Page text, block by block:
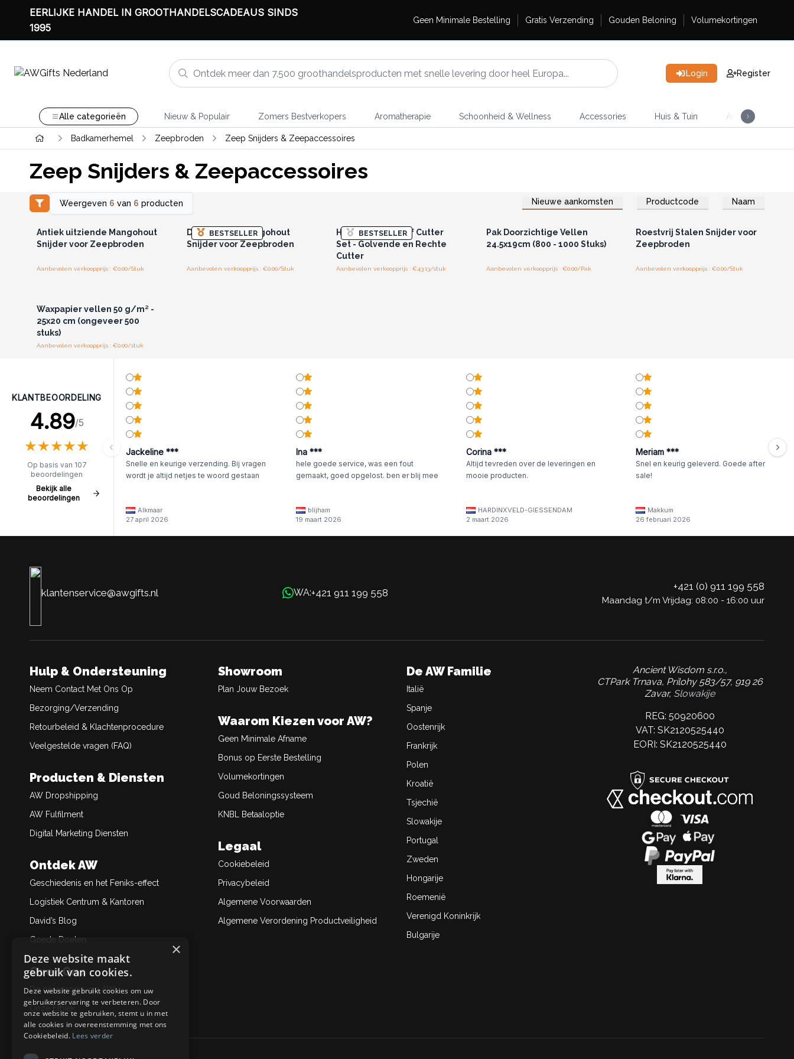
EERLIJKE HANDEL IN GROOTHANDELSCADEAUS SINDS
1995
Geen Minimale Bestelling Gratis Verzending Gouden Beloning Volumekortingen
Login Register
Alle categorieën Nieuw & Populair Zomers Bestverkopers Aromatherapie Schoonheid & Wellness Accessories Huis & Tuin Ambachtelijke
Badkamerhemel Zeepbroden Zeep Snijders & Zeepaccessoires
Zeep Snijders & Zeepaccessoires
Weergeven 6 van 6 producten Nieuwe aankomsten Productcode Naam
Log in of registreer u voor
groothandelsprijzen.
Antiek uitziende Mangohout
Snijder voor Zeepbroden
Aanbevolen verkoopprijs : €0.00/Stuk
BESTSELLER
Decoratieve Mangohout
Snijder voor Zeepbroden
Aanbevolen verkoopprijs : €0.00/Stuk
BESTSELLER
Houten Zeep Loaf Cutter
Set - Golvende en Rechte
Cutter
Aanbevolen verkoopprijs : €43.13/stuk
Log in of registreer u voor
groothandelsprijzen.
Pak Doorzichtige Vellen
24.5x19cm (800 - 1000 Stuks)
Aanbevolen verkoopprijs : €0.00/Pak
Log in of registreer u voor
groothandelsprijzen.
Roestvrij Stalen Snijder voor
Zeepbroden
Aanbevolen verkoopprijs : €0.00/Stuk
Waxpapier vellen 50 g/m² -
25x20 cm (ongeveer 500
stuks)
Aanbevolen verkoopprijs : €0.00/stuk
KLANTBEOORDELING
4.89/5
★★★★★
★★★★★
Op basis van 107
beoordelingen
Bekijk alle
beoordelingen
Jackeline ***
Snelle en keurige verzending. Bij vragen
wordt je altijd netjes te woord gestaan
Alkmaar
27 april 2026
Ina ***
hele goede service, was een fout
gemaakt, goed opgelost. ben er blij mee
blijham
19 maart 2026
Corina ***
Altijd tevreden over de leveringen en
mooie producten.
HARDINXVELD-GIESSENDAM
2 maart 2026
Meriam ***
Snel en keurig geleverd. Goede after
sale!
Makkum
26 februari 2026
klantenservice@awgifts.nl WA:+421 911 199 558
+421 (0) 911 199 558
Maandag t/m Vrijdag: 08:00 - 16:00 uur
Hulp & Ondersteuning
Neem Contact Met Ons Op
Bezorging/Verzending
Retourbeleid & Klachtenprocedure
Veelgestelde vragen (FAQ)
Producten & Diensten
AW Dropshipping
AW Fulfilment
Digital Marketing Diensten
Ontdek AW
Geschiedenis en het Feniks-effect
Logistiek Centrum & Kantoren
David’s Blog
Goede Doelen
Over Ons
De oorsprong van AW
Showroom
Plan Jouw Bezoek
Waarom Kiezen voor AW?
Geen Minimale Afname
Bonus op Eerste Bestelling
Volumekortingen
Goud Beloningssysteem
KNBL Betaaloptie
Legaal
Cookiebeleid
Privacybeleid
Algemene Voorwaarden
Algemene Verordening Productveiligheid
De AW Familie
Italië
Spanje
Oostenrijk
Frankrijk
Polen
Kroatië
Tsjechië
Slowakije
Portugal
Zweden
Hongarije
Roemenië
Verenigd Koninkrijk
Bulgarije
Ancient Wisdom s.r.o.,
CTPark Trnava, Prílohy 583/57, 919 26
Zavar, Slowakije
REG: 50920600
VAT: SK2120525440
EORI: SK2120525440
×
Deze website maakt
gebruik van cookies.
Deze website gebruikt cookies om uw
gebruikerservaring te verbeteren. Door
onze website te gebruiken, stemt u in met
alle cookies in overeenstemming met ons
Cookiebeleid. Lees verder